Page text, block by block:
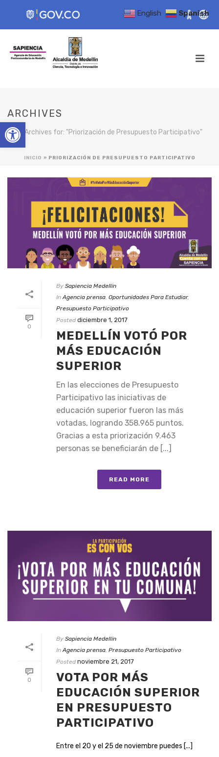
Open toolbar
ARCHIVES
Tag Archives for: "Priorización de Presupuesto Participativo"
INICIO » PRIORIZACIÓN DE PRESUPUESTO PARTICIPATIVO
0
By Sapiencia Medellín
In Agencia prensa Oportunidades Para Estudiar,
Presupuesto Participativo
Posted diciembre 1, 2017
MEDELLÍN VOTÓ POR
MÁS EDUCACIÓN
SUPERIOR
En las elecciones de Presupuesto
Participativo las iniciativas de
educación superior fueron las más
votadas, logrando 358.965 puntos.
Gracias a esta priorización 9.463
personas se beneficiarán de [...]
READ MORE
0
By Sapiencia Medellín
In Agencia prensa, Presupuesto Participativo
Posted noviembre 21, 2017
VOTA POR MÁS
EDUCACIÓN SUPERIOR
EN PRESUPUESTO
PARTICIPATIVO
Entre el 20 y el 25 de noviembre puedes [...]
English Spanish